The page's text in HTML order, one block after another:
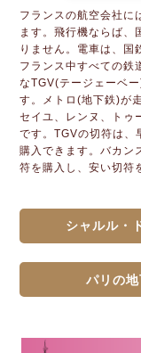
フランスの航空会社
ます。飛行機ならば、
りません。電車は、国
フランス中すべての鉄
なTGV(テージェーベ
す。メトロ(地下鉄)が
セイユ、レンヌ、トゥ
です。TGVの切符は、
購入できます。バカン
符を購入し、安い切符
シャルル・
パリの